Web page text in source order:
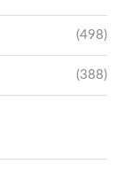
(498)
(388)